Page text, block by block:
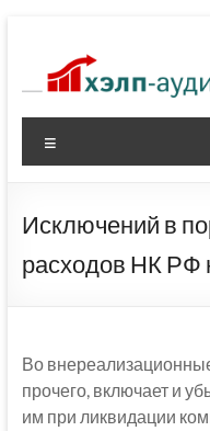
содержимому
Исключений в
расходов НК РФ
Во
прочего, включает и
им при ликвидации